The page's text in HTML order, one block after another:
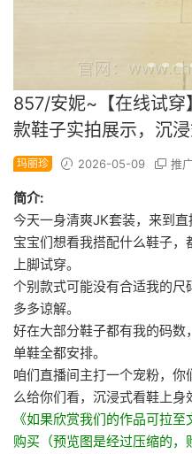
857/安妮~【在线试穿
款鞋子实拍展示，沉
玛丽珍 2026-05-09 推
简介:
今天一身清爽JK套装，来到
宝宝们想看我搭配什么鞋子
上脚试穿。
个别款式可能没有合适我的
多多谅解。
好在大部分鞋子都有我的码
单鞋全都安排。
咱们直播间主打一个宠粉，
么给你们看，沉浸式看鞋上身
《如果欣赏我们的作品可拉
购买（预览图是经过压缩的，